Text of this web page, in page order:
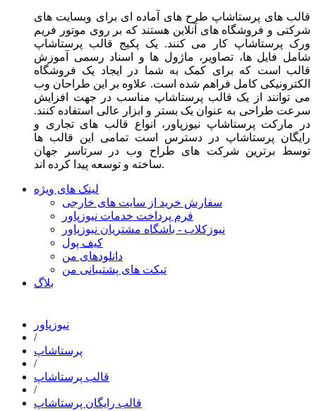
قالب های پرستاشاپ طرح های آماده ای برای وبسایت های
شرکتی و فروشگاه های آنلاین هستند که بر روی موتور فریم
ورک پرستاشاپ کار می کنند. یک پکیج قالب پرستاشاپ
شامل فایل ها، تصاویر، ماژول ها و اسناد رسمی آموزش
قالب است که برای کمک به شما در ایجاد یک فروشگاه
الکترونیکی کامل فراهم شده است. علاوه بر این طراحان وب
می توانند از یک قالب پرستاشاپ مناسب در جهت افزایش
سرعت طراحی به عنوان یک بستر و ابزار عالی استفاده کنند.
در مارکت پرستاشاپ نیوزپاور، انواع قالب های تجاری و
رایگان پرستاشاپ در دسترس است تمامی این قالب ها
توسط برترین شرکت های طراح وب در سرتاسر جهان
ساخته و توسعه پیدا کرده اند.
لینک های ویژه
سفارش خرید از سایت های خارجی
فرم پرداخت خدمات نیوزپاور
نیوزکلاب - باشگاه مشتریان نیوزپاور
کیف پول
دانلودهای من
تیکت های پشتیبانی من
بلاگ
نیوزپاور
/
پرستاشاپ
/
قالب پرستاشاپ
/
قالب رایگان پرستاشاپ